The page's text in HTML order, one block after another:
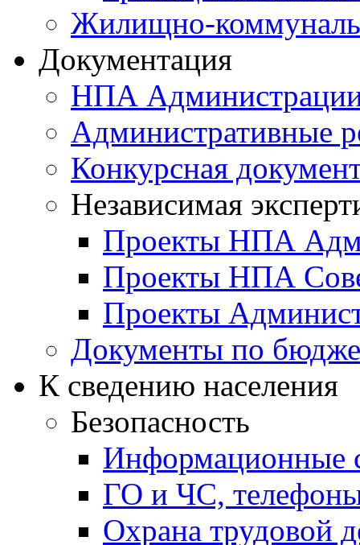
Жилищно-
Документация
НПА
Административные
Конкурсная
Независимая
Проекты НПА
Проекты НПА
Проекты
Документы по
К сведению населения
Безопасность
Информационные
ГО и ЧС,
Охрана трудовой